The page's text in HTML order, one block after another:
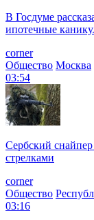
В Госдуме
ипотечные
corner
Общество Москва
03:54
Сербский
стрелками
corner
Общество
03:16